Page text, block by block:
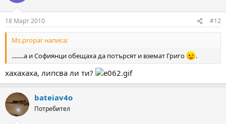
18 Март 2010 #12
Ms.propar написа:
........а и Софиянци обещаха да потърсят и вземат Григо
.
хахахаха, липсва ли ти?
bateiav4o
Потребител